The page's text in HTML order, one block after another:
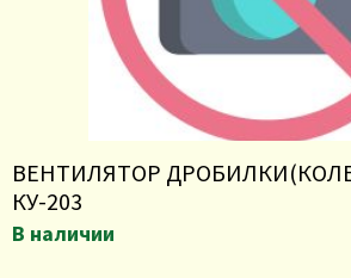
ВЕНТИЛЯТОР
КУ-203
В наличии